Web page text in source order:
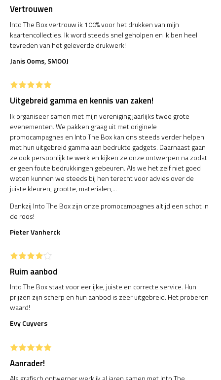
Vertrouwen
Into The Box vertrouw ik 100% voor het drukken van mijn
kaartencollecties. Ik word steeds snel geholpen en ik ben heel
tevreden van het geleverde drukwerk!
Janis Ooms, SMOOJ
Uitgebreid gamma en kennis van zaken!
Ik organiseer samen met mijn vereniging jaarlijks twee grote
evenementen. We pakken graag uit met originele
promocampagnes en Into The Box kan ons steeds verder helpen
met hun uitgebreid gamma aan bedrukte gadgets. Daarnaast gaan
ze ook persoonlijk te werk en kijken ze onze ontwerpen na zodat
er geen foute bedrukkingen gebeuren. Als we het zelf niet goed
weten kunnen we steeds bij hen terecht voor advies over de
juiste kleuren, grootte, materialen,...
Dankzij Into The Box zijn onze promocampagnes altijd een schot in
de roos!
Pieter Vanherck
Ruim aanbod
Into The Box staat voor eerlijke, juiste en correcte service. Hun
prijzen zijn scherp en hun aanbod is zeer uitgebreid. Het proberen
waard!
Evy Cuyvers
Aanrader!